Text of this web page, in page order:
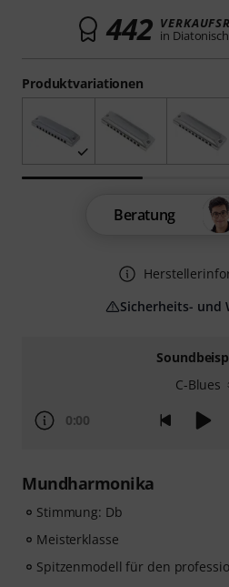
C-Blues
0:00
Mundharmonika
Stimmung: Db
Meisterklasse
Spitzenmodell für den
Produktvariationen
442 in
Beratung
Sicherheits- und